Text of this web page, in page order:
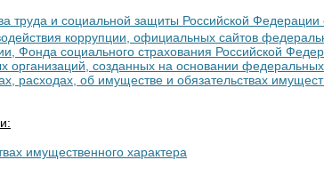
и социальной защиты Российской Федерации
коррупции, официальных сайтов
Фонда социального страхования Российской
организаций, созданных на основании
расходах, об имуществе и обязательствах
имущественного характера